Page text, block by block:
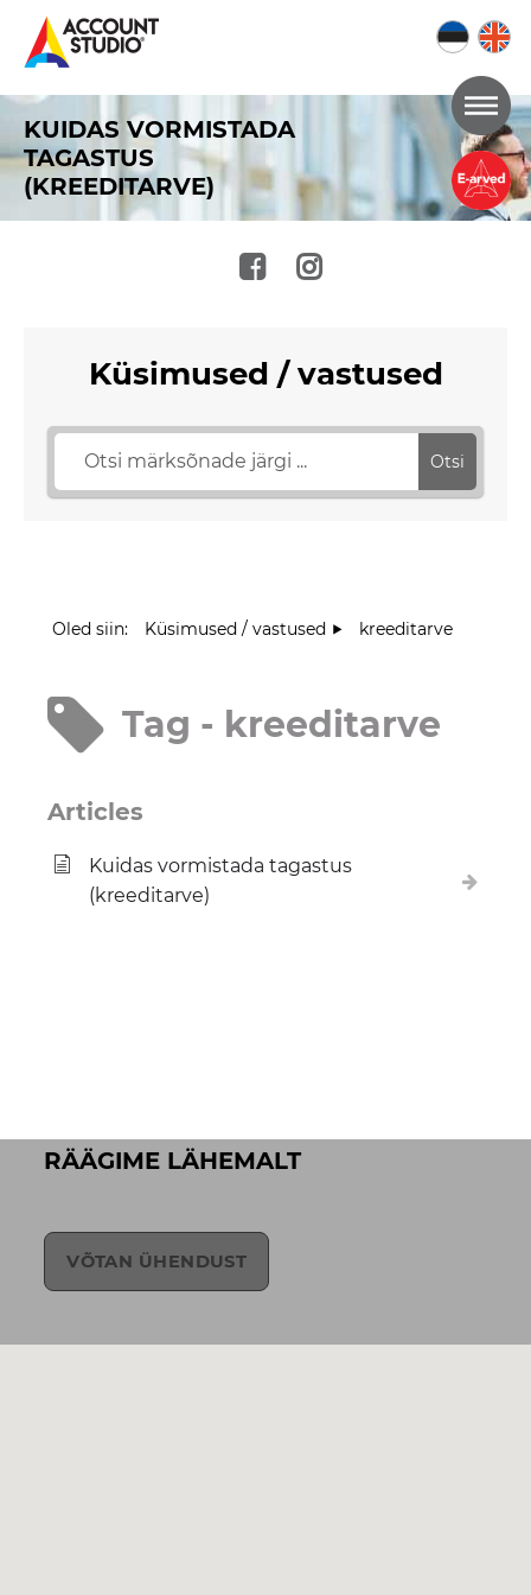
Mine
lehe
sisu
juurde
KUIDAS VORMISTADA
TAGASTUS
(KREEDITARVE)
Küsimused / vastused
Otsi
Oled siin: Küsimused / vastused kreeditarve
Tag - kreeditarve
Articles
Kuidas vormistada tagastus
(kreeditarve)
RÄÄGIME LÄHEMALT
VÕTAN ÜHENDUST